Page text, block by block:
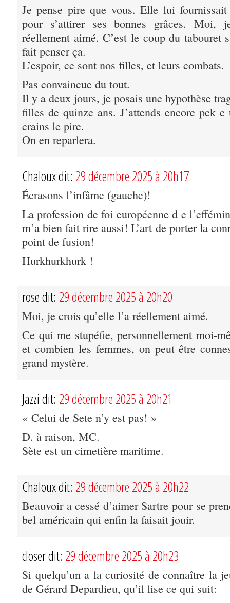
Je pense pire que vous. Elle lui
pour s’attirer ses bonnes grâces. Moi,
réellement aimé. C’est le coup du tabouret
fait penser ça.
L’espoir, ce sont nos filles, et leurs combats.
Pas convaincue du tout.
Il y a deux jours, je posais une hypothèse
filles de quinze ans. J’attends encore pck
crains le pire.
On en reparlera.
Chaloux dit: 29 décembre 2025 à 20h17
Écrasons l’infâme (gauche)!
La profession de foi européenne d e
m’a bien fait rire aussi! L’art de porter la
point de fusion!
Hurkhurkhurk !
rose dit: 29 décembre 2025 à 20h20
Moi, je crois qu’elle l’a réellement aimé.
Ce qui me stupéfie, personnellement moi-
et combien les femmes, on peut être
grand mystère.
Jazzi dit: 29 décembre 2025 à 20h21
« Celui de Sete n’y est pas! »
D. à raison, MC.
Sète est un cimetière maritime.
Chaloux dit: 29 décembre 2025 à 20h22
Beauvoir a cessé d’aimer Sartre pour se
bel américain qui enfin la faisait jouir.
closer dit: 29 décembre 2025 à 20h23
Si quelqu’un a la curiosité de connaître la
de Gérard Depardieu, qu’il lise ce qui suit: